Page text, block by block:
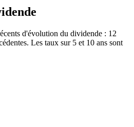
d'évolution du dividende : 12
Les taux sur 5 et 10 ans sont